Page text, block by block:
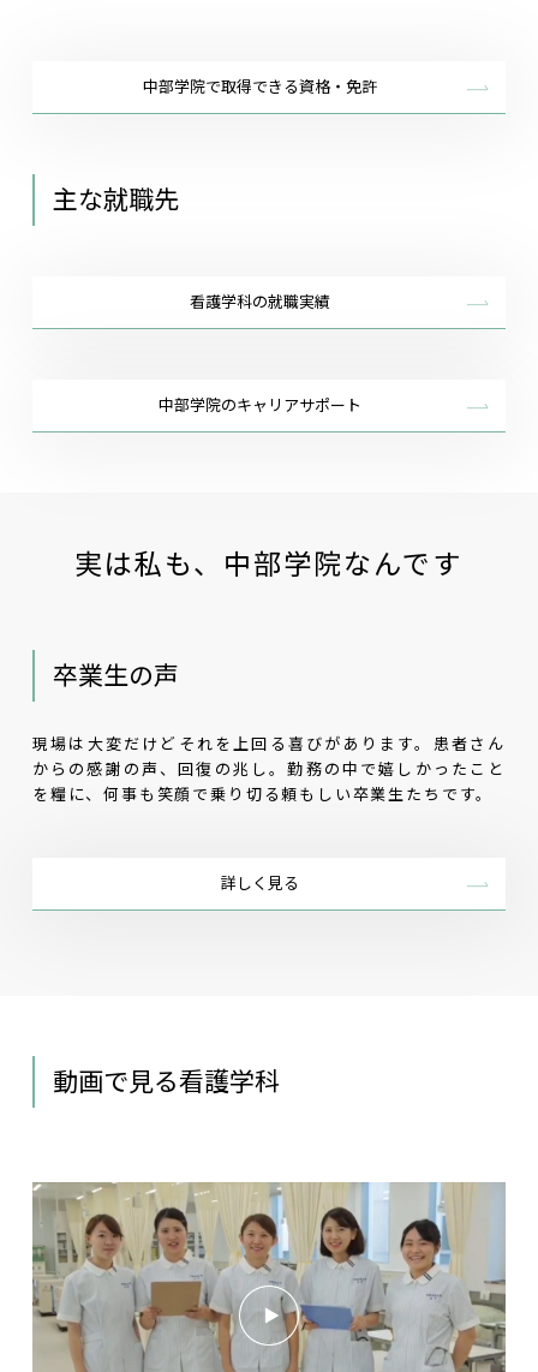
中部学院で取得できる資格・免許
主な就職先
看護学科の就職実績
中部学院のキャリアサポート
実は私も、中部学院なんです
卒業生の声
現場は大変だけどそれを上回る喜びがあります。患者さん
からの感謝の声、回復の兆し。勤務の中で嬉しかったこと
を糧に、何事も笑顔で乗り切る頼もしい卒業生たちです。
詳しく見る
動画で見る看護学科